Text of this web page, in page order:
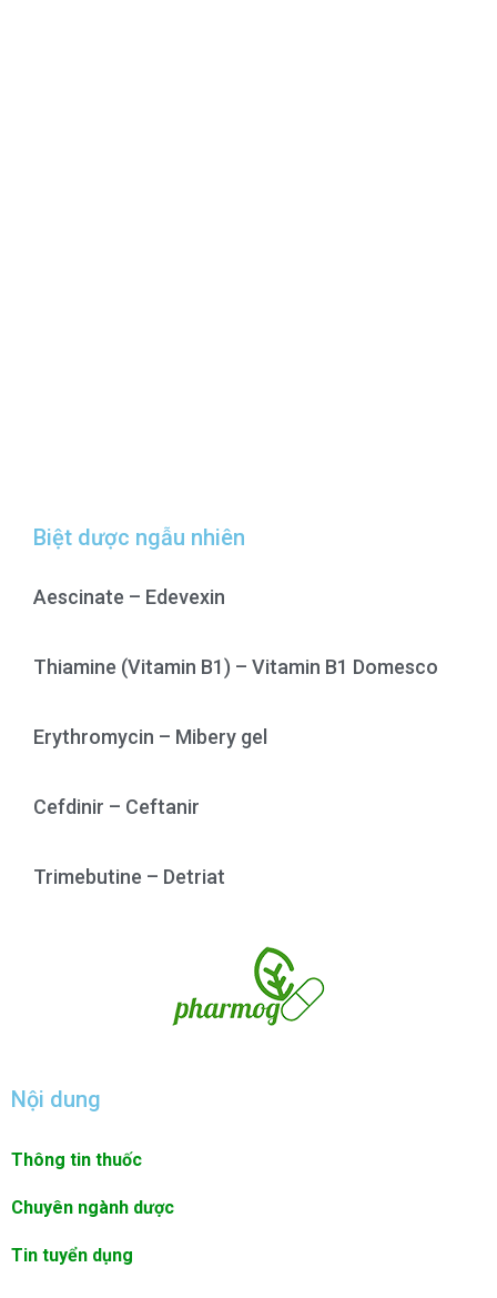
Biệt dược ngẫu nhiên
Aescinate – Edevexin
Thiamine (Vitamin B1) – Vitamin B1 Domesco
Erythromycin – Mibery gel
Cefdinir – Ceftanir
Trimebutine – Detriat
Nội dung
Thông tin thuốc
Chuyên ngành dược
Tin tuyển dụng